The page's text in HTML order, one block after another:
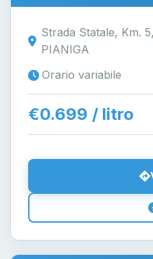
Strada Statale, Km.
PIANIGA
Orario variabile
€0.699 / litro